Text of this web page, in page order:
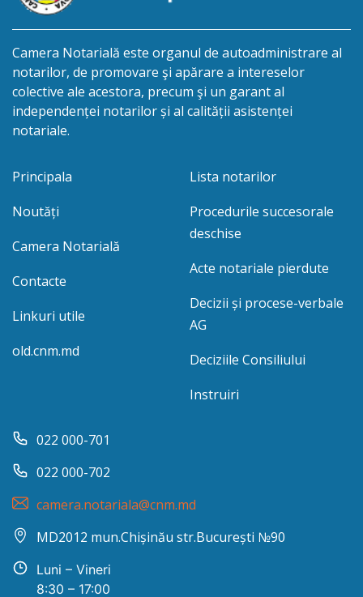
Camera Notarială este organul de autoadministrare al
notarilor, de promovare şi apărare a intereselor
colective ale acestora, precum şi un garant al
independenței notarilor și al calității asistenței
notariale.
Principala
Noutăți
Camera Notarială
Contacte
Linkuri utile
old.cnm.md
Lista notarilor
Procedurile succesorale
deschise
Acte notariale pierdute
Decizii și procese-verbale
AG
Deciziile Consiliului
Instruiri
022 000-701
022 000-702
camera.notariala@cnm.md
MD2012 mun.Chișinău str.București №90
Luni – Vineri
8:30 – 17:00